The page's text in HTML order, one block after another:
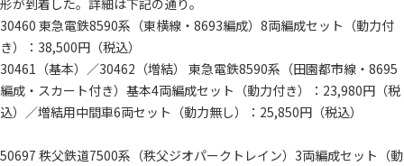
30460 東急電鉄8590系（東横線・8693編成）8両編成セット（動力付
き）：38,500円（税込）
30461（基本）／30462（増結） 東急電鉄8590系（田園都市線・8695
編成・スカート付き）基本4両編成セット（動力付き）：23,980円（税
込）／増結用中間車6両セット（動力無し）：25,850円（税込）
50697 秩父鉄道7500系（秩父ジオパークトレイン）3両編成セット（動